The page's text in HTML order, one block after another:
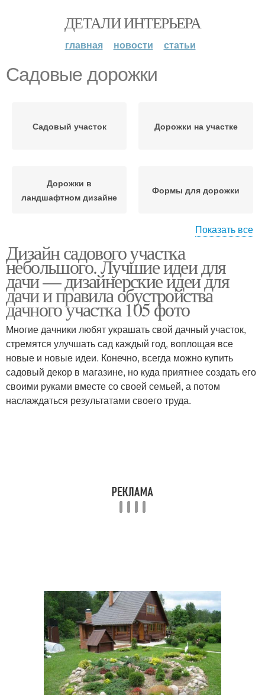
ДЕТАЛИ ИНТЕРЬЕРА
главная новости статьи
Садовые дорожки
Садовый участок Дорожки на участке
Дорожки в
ландшафтном дизайне
Формы для дорожки
Дорожки при помощи
дорожек
Садовая дорожка
Основы под садовую
дорожку
Приусадебные дорожки Бетонные дорожки
Показать все
Дизайн садового участка
небольшого. Лучшие идеи для
дачи — дизайнерские идеи для
дачи и правила обустройства
дачного участка 105 фото
Многие дачники любят украшать свой дачный участок,
стремятся улучшать сад каждый год, воплощая все
новые и новые идеи. Конечно, всегда можно купить
садовый декор в магазине, но куда приятнее создать его
своими руками вместе со своей семьей, а потом
наслаждаться результатами своего труда.